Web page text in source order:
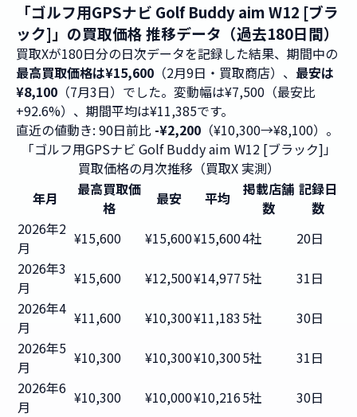
「ゴルフ用GPSナビ Golf Buddy aim W12 [ブラ
ック]」の買取価格 推移データ（過去180日間）
買取Xが180日分の日次データを記録した結果、期間中の
最高買取価格は¥15,600 （2月9日・買取商店）、 最安は
¥8,100 （7月3日）でした。変動幅は¥7,500（最安比
+92.6%）、期間平均は¥11,385です。
直近の値動き: 90日前比 -¥2,200 （¥10,300→¥8,100）。
「ゴルフ用GPSナビ Golf Buddy aim W12 [ブラック]」
買取価格の月次推移（買取X 実測）
年月
最高買取価
格
最安 平均
掲載店舗
数
記録日
数
2026年2
月
¥15,600 ¥15,600¥15,6004社
20日
2026年3
月
¥15,600 ¥12,500¥14,9775社
31日
2026年4
月
¥11,600 ¥10,300¥11,1835社
30日
2026年5
月
¥10,300 ¥10,300¥10,3005社
31日
2026年6
月
¥10,300 ¥10,000¥10,2165社
30日